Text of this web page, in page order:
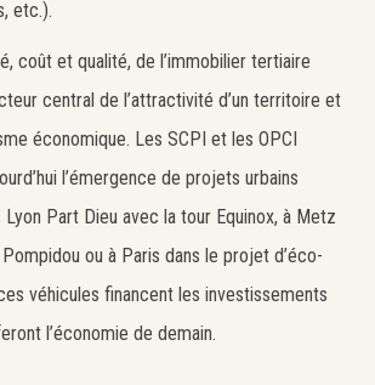
etc.).
coût et qualité, de l’immobilier tertiaire
central de l’attractivité d’un territoire et
économique. Les SCPI et les OPCI
l’émergence de projets urbains
Part Dieu avec la tour Equinox, à Metz
ou à Paris dans le projet d’éco-
véhicules financent les investissements
l’économie de demain.